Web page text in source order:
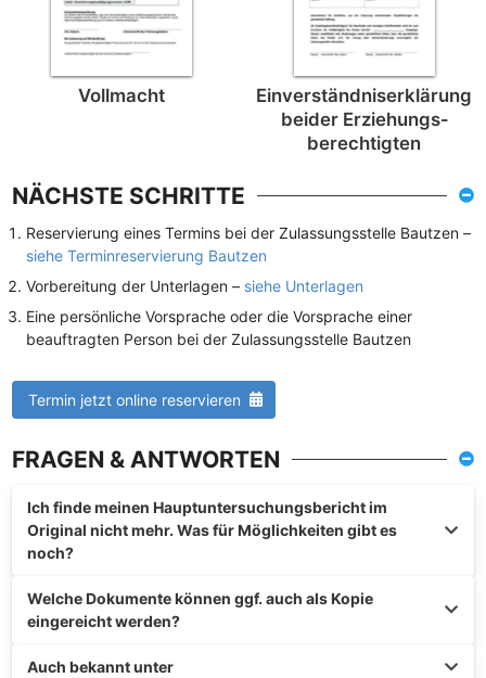
Vollmacht
Einverständnis­erklärung
beider Erziehungs­
berechtigten
NÄCHSTE SCHRITTE
Reservierung eines Termins bei der Zulassungsstelle Bautzen –
siehe Terminreservierung Bautzen
Vorbereitung der Unterlagen – siehe Unterlagen
Eine persönliche Vorsprache oder die Vorsprache einer
beauftragten Person bei der Zulassungsstelle Bautzen
Termin jetzt online reservieren
FRAGEN & ANTWORTEN
Ich finde meinen Hauptuntersuchungsbericht im
Original nicht mehr. Was für Möglichkeiten gibt es
noch?
Welche Dokumente können ggf. auch als Kopie
eingereicht werden?
Auch bekannt unter